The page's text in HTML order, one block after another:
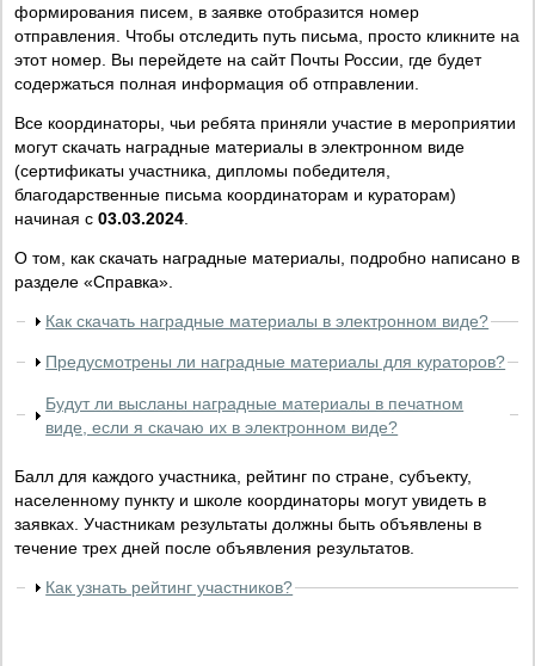
формирования писем, в заявке отобразится номер
отправления. Чтобы отследить путь письма, просто кликните на
этот номер. Вы перейдете на сайт Почты России, где будет
содержаться полная информация об отправлении.
Все координаторы, чьи ребята приняли участие в мероприятии
могут скачать наградные материалы в электронном виде
(сертификаты участника, дипломы победителя,
благодарственные письма координаторам и кураторам)
начиная с 03.03.2024
О том, как скачать наградные материалы, подробно написано в
разделе «Справка».
Как скачать наградные материалы в электронном виде?
Предусмотрены ли наградные материалы для кураторов?
Будут ли высланы наградные материалы в печатном
виде, если я скачаю их в электронном виде?
Балл для каждого участника, рейтинг по стране, субъекту,
населенному пункту и школе координаторы могут увидеть в
заявках. Участникам результаты должны быть объявлены в
течение трех дней после объявления результатов.
Как узнать рейтинг участников?